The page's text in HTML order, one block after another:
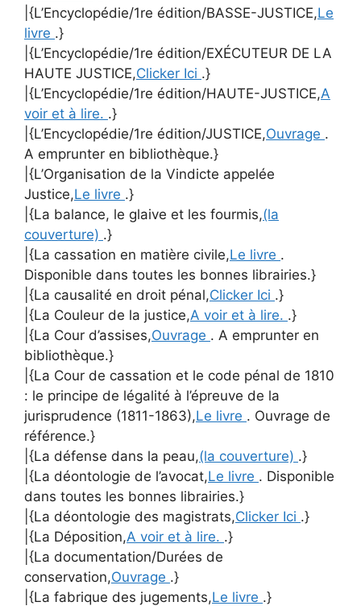
|{L’Encyclopédie/1re édition/BASSE-JUSTICE,Le
livre .}
|{L’Encyclopédie/1re édition/EXÉCUTEUR DE LA
HAUTE JUSTICE,Clicker Ici .}
|{L’Encyclopédie/1re édition/HAUTE-JUSTICE,A
voir et à lire. .}
|{L’Encyclopédie/1re édition/JUSTICE,Ouvrage .
A emprunter en bibliothèque.}
|{L’Organisation de la Vindicte appelée
Justice,Le livre .}
|{La balance, le glaive et les fourmis,(la
couverture) .}
|{La cassation en matière civile,Le livre .
Disponible dans toutes les bonnes librairies.}
|{La causalité en droit pénal,Clicker Ici .}
|{La Couleur de la justice,A voir et à lire. .}
|{La Cour d’assises,Ouvrage . A emprunter en
bibliothèque.}
|{La Cour de cassation et le code pénal de 1810
: le principe de légalité à l’épreuve de la
jurisprudence (1811-1863),Le livre . Ouvrage de
référence.}
|{La défense dans la peau,(la couverture) .}
|{La déontologie de l’avocat,Le livre . Disponible
dans toutes les bonnes librairies.}
|{La déontologie des magistrats,Clicker Ici .}
|{La Déposition,A voir et à lire. .}
|{La documentation/Durées de
conservation,Ouvrage .}
|{La fabrique des jugements,Le livre .}